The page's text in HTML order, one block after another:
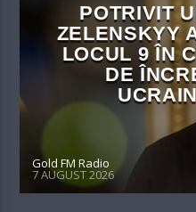
POTRIVIT
ZELENSKYY
LOCUL 9 ÎN
DE
Gold FM Radio
7 AUGUST 2026